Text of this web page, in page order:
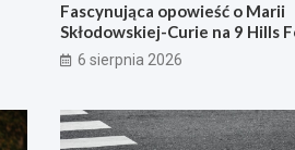
Fascynująca opowieść o Marii
Skłodowskiej-Curie na 9 Hills
6 sierpnia 2026